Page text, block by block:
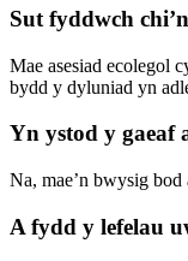
Sut fyddwch
Mae asesiad ecolegol
bydd y dyluniad yn
Yn ystod y gaeaf
Na, mae’n bwysig
A fydd y lefelau